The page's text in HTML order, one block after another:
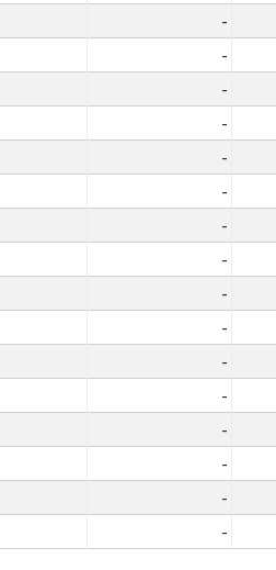
-
-
-
-
-
-
-
-
-
-
-
-
-
-
-
-